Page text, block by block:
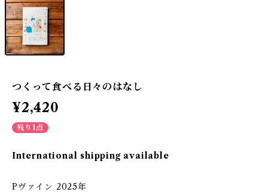
つくって食べる日々のはなし
¥2,420
残り1点
International shipping available
Pヴァイン 2025年